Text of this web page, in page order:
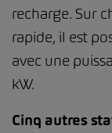
recharge. Sur
rapide, il est
avec une
kW.
Cinq autres